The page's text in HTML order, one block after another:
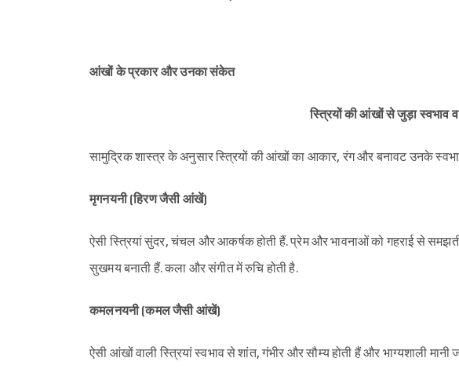
आंखों के प्रकार और उनका संकेत
स्त्रियों की आंखों से जुड़ा स्वभाव व
सामुद्रिक शास्त्र के अनुसार स्त्रियों की आंखों का आकार, रंग और बनावट उनके
मृगनयनी (हिरण जैसी आंखें)
ऐसी स्त्रियां सुंदर, चंचल और आकर्षक होती हैं. प्रेम और भावनाओं को गहराई से समझती
सुखमय बनाती हैं. कला और संगीत में रुचि होती है.
कमलनयनी (कमल जैसी आंखें)
ऐसी आंखों वाली स्त्रियां स्वभाव से शांत, गंभीर और सौम्य होती हैं और भाग्यशाली मानी